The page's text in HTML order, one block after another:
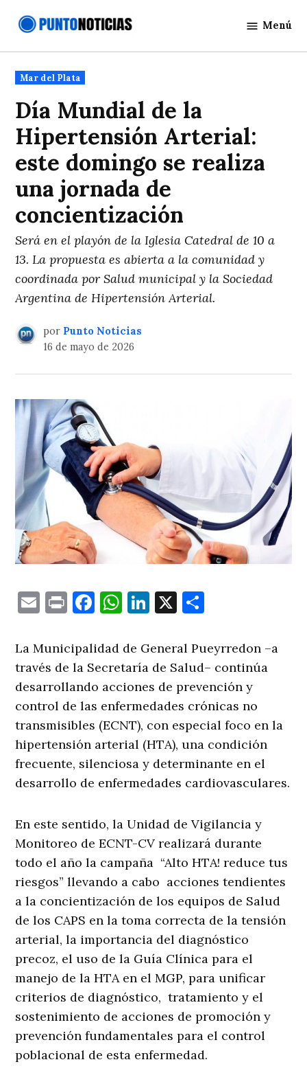
Noticias
Menú
Publicado
en
Mar del Plata
Día Mundial de la
Hipertensión Arterial:
este domingo se realiza
una jornada de
concientización
Será en el playón de la Iglesia Catedral de 10 a
13. La propuesta es abierta a la comunidad y
coordinada por Salud municipal y la Sociedad
Argentina de Hipertensión Arterial.
por Punto Noticias
16 de mayo de 2026
EmailPrintFacebook
WhatsApp
LinkedIn
X
La Municipalidad de General Pueyrredon –a
través de la Secretaría de Salud– continúa
desarrollando acciones de prevención y
control de las enfermedades crónicas no
transmisibles (ECNT), con especial foco en la
hipertensión arterial (HTA), una condición
frecuente, silenciosa y determinante en el
desarrollo de enfermedades cardiovasculares.
En este sentido, la Unidad de Vigilancia y
Monitoreo de ECNT-CV realizará durante
todo el año la campaña “Alto HTA! reduce tus
riesgos” llevando a cabo acciones tendientes
a la concientización de los equipos de Salud
de los CAPS en la toma correcta de la tensión
arterial, la importancia del diagnóstico
precoz, el uso de la Guía Clínica para el
manejo de la HTA en el MGP, para unificar
criterios de diagnóstico, tratamiento y el
sostenimiento de acciones de promoción y
prevención fundamentales para el control
poblacional de esta enfermedad.